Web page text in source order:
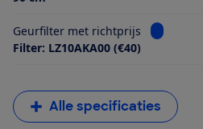
Geurfilter met richtprijs
Bekijk
Filter: LZ10AKA00 (€40)
Alle specificaties